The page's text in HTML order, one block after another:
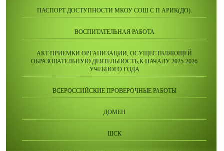
ПАСПОРТ ДОСТУПНОСТИ МКОУ СОШ С П АРИК(ДО).
ВОСПИТАТЕЛЬНАЯ РАБОТА
АКТ ПРИЕМКИ ОРГАНИЗАЦИИ, ОСУЩЕСТВЛЯЮЩЕЙ
ОБРАЗОВАТЕЛЬНУЮ ДЕЯТЕЛЬНОСТЬ,К НАЧАЛУ 2025-2026
УЧЕБНОГО ГОДА
ВСЕРОССИЙСКИЕ ПРОВЕРОЧНЫЕ РАБОТЫ
ДОМЕН
ШСК